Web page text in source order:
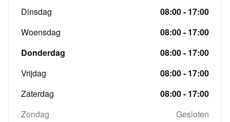
Dinsdag
08:00 - 17:00
Woensdag
08:00 - 17:00
Donderdag
08:00 - 17:00
Vrijdag
08:00 - 17:00
Zaterdag
08:00 - 17:00
Zondag
Gesloten